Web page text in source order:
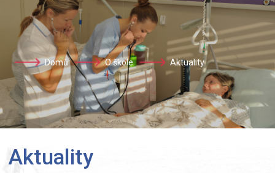
Domů O škole Aktuality
Aktuality